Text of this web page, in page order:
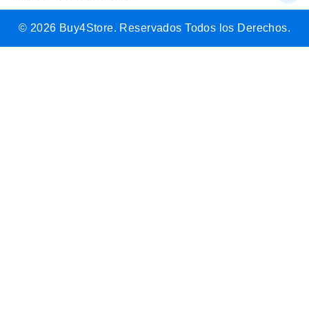
© 2026 Buy4Store. Reservados Todos los Derechos.